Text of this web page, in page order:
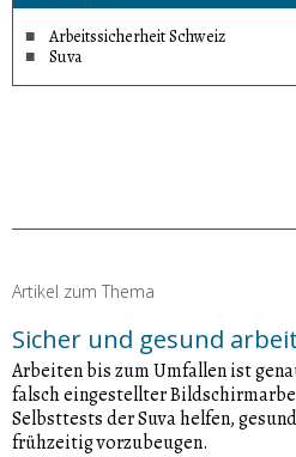
Arbeitssicherheit Schweiz
Suva
Artikel zum Thema
Sicher und gesund
Arbeiten bis zum Umfallen ist
falsch eingestellter
Selbsttests der Suva helfen,
frühzeitig vorzubeugen.